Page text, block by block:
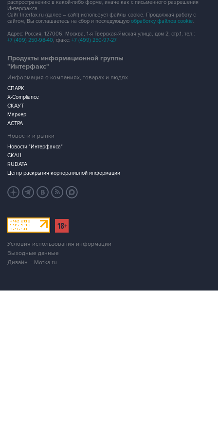
распространению в какой-либо форме, иначе как с письменного разрешения
Интерфакса.
Сайт Interfax.ru (далее – сайт) использует файлы cookie. Продолжая работу с
сайтом, Вы соглашаетесь на сбор и последующую обработку файлов cookie.
Адрес: Россия, 127006, Москва, 1-я Тверская-Ямская улица, дом 2, стр.1, тел.:
+7 (499) 250-98-40, факс: +7 (499) 250-97-27
Продукты информационной группы
"Интерфакс"
Информация о компаниях, товарах и людях
СПАРК
X-Compliance
СКАУТ
Маркер
АСТРА
Новости и рынки
Новости "Интерфакса"
СКАН
RUDATA
Центр раскрытия корпоративной информации
Условия использования информации
Выходные данные
Дизайн – Motka.ru